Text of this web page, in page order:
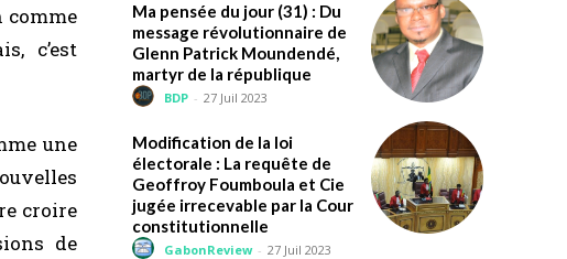
comme
c’est
une
croire
de
Ma pensée du jour (31) : Du
message révolutionnaire de
Glenn Patrick Moundendé,
martyr de la république
BDP - 27 Juil 2023
Modification de la loi
électorale : La requête de
Geoffroy Foumboula et Cie
jugée irrecevable par la Cour
constitutionnelle
GabonReview - 27 Juil 2023